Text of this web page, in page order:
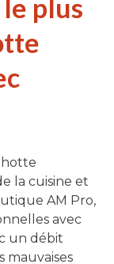
plus
la cuisine et
AM Pro,
avec
un débit
mauvaises